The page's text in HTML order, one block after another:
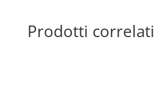
Prodotti correlati